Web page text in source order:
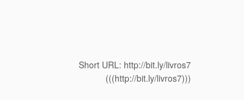
Short URL: http://bit.ly/livros7
(((http://bit.ly/livros7)))